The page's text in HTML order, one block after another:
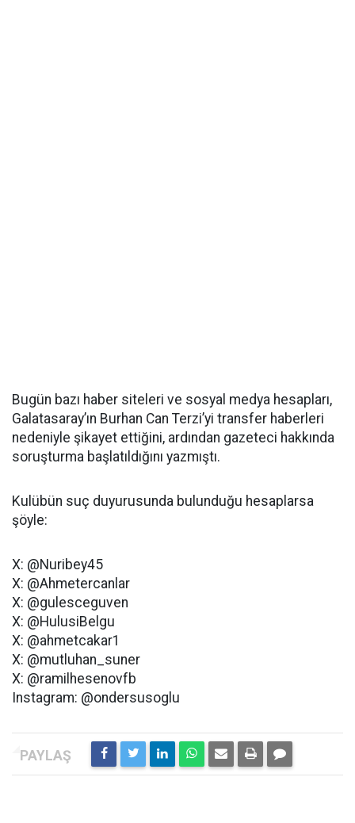
Bugün bazı haber siteleri ve sosyal medya hesapları,
Galatasaray’ın Burhan Can Terzi’yi transfer haberleri
nedeniyle şikayet ettiğini, ardından gazeteci hakkında
soruşturma başlatıldığını yazmıştı.
Kulübün suç duyurusunda bulunduğu hesaplarsa
şöyle:
X: @Nuribey45
X: @Ahmetercanlar
X: @gulesceguven
X: @HulusiBelgu
X: @ahmetcakar1
X: @mutluhan_suner
X: @ramilhesenovfb
Instagram: @ondersusoglu